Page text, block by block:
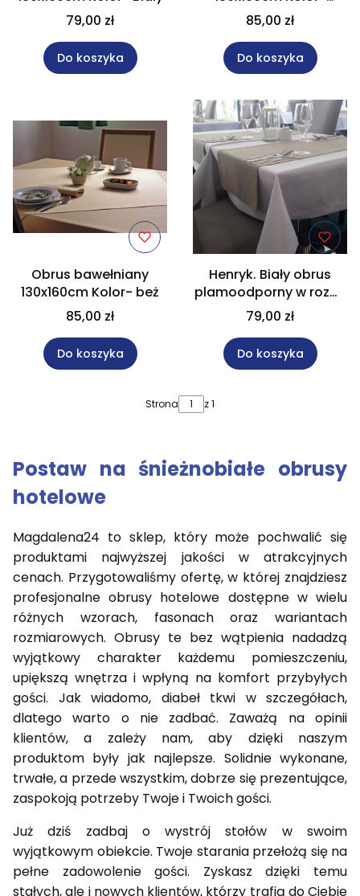
79,00 zł
Do koszyka
bordo
85,00 zł
Do koszyka
Obrus bawełniany
130x160cm Kolor- beż
85,00 zł
Do koszyka
Henryk. Biały obrus
plamoodporny w rozm.
120 x 160 cm
79,00 zł
Do koszyka
Strona z 1
Postaw na śnieżnobiałe obrusy
hotelowe
Magdalena24 to sklep, który może pochwalić się
produktami najwyższej jakości w atrakcyjnych
cenach. Przygotowaliśmy ofertę, w której znajdziesz
profesjonalne obrusy hotelowe dostępne w wielu
różnych wzorach, fasonach oraz wariantach
rozmiarowych. Obrusy te bez wątpienia nadadzą
wyjątkowy charakter każdemu pomieszczeniu,
upiększą wnętrza i wpłyną na komfort przybyłych
gości. Jak wiadomo, diabeł tkwi w szczegółach,
dlatego warto o nie zadbać. Zaważą na opinii
klientów, a zależy nam, aby dzięki naszym
produktom były jak najlepsze. Solidnie wykonane,
trwałe, a przede wszystkim, dobrze się prezentujące,
zaspokoją potrzeby Twoje i Twoich gości.
Już dziś zadbaj o wystrój stołów w swoim
wyjątkowym obiekcie. Twoje starania przełożą się na
pełne zadowolenie gości. Zyskasz dzięki temu
stałych, ale i nowych klientów, którzy trafią do Ciebie